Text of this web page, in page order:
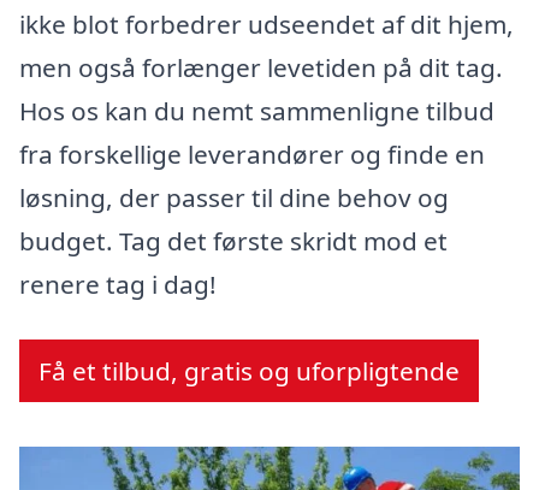
ikke blot forbedrer udseendet af dit hjem,
men også forlænger levetiden på dit tag.
Hos os kan du nemt sammenligne tilbud
fra forskellige leverandører og finde en
løsning, der passer til dine behov og
budget. Tag det første skridt mod et
renere tag i dag!
Få et tilbud, gratis og uforpligtende